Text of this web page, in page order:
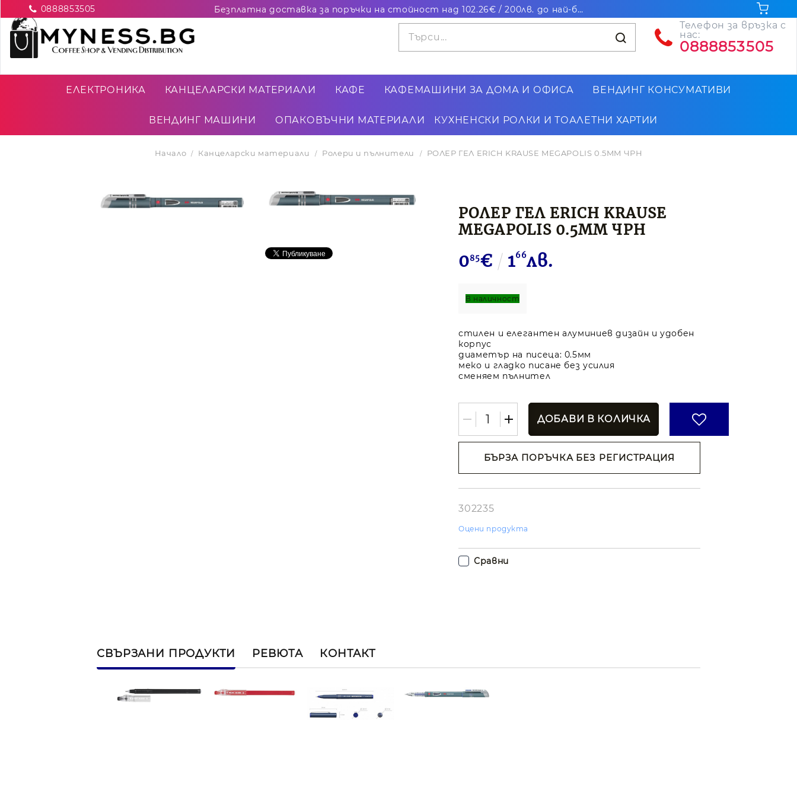
0888853505 Безплатна доставка за поръчки на стойност над 102.26€ / 200лв. до най-близкия до Вас офис на Еконт
Телефон за връзка с
нас:
0888853505
ЕЛЕКТРОНИКА КАНЦЕЛАРСКИ МАТЕРИАЛИ КАФЕ КАФЕМАШИНИ ЗА ДОМА И ОФИСА ВЕНДИНГ КОНСУМАТИВИ
ВЕНДИНГ МАШИНИ ОПАКОВЪЧНИ МАТЕРИАЛИ КУХНЕНСКИ РОЛКИ И ТОАЛЕТНИ ХАРТИИ
Начало Канцеларски материали Ролери и пълнители РОЛЕР ГЕЛ ERICH KRAUSE MEGAPOLIS 0.5MM ЧРН
РОЛЕР ГЕЛ ERICH KRAUSE
MEGAPOLIS 0.5MM ЧРН
085€ 166лв.
В наличност
стилен и елегантен алуминиев дизайн и удобен
корпус
диаметър на писеца: 0.5мм
меко и гладко писане без усилия
сменяем пълнител
БЪРЗА ПОРЪЧКА БЕЗ РЕГИСТРАЦИЯ
лични данни
работния ден.
302235
Оцени продукта
Сравни
СВЪРЗАНИ ПРОДУКТИ РЕВЮТА КОНТАКТ